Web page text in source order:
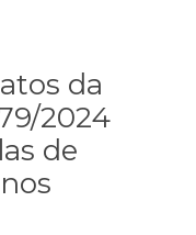
da
2024
de